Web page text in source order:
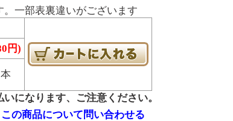
一部表裏違いがございます
円)
本
になります、ご注意ください。
この商品について問い合わせる